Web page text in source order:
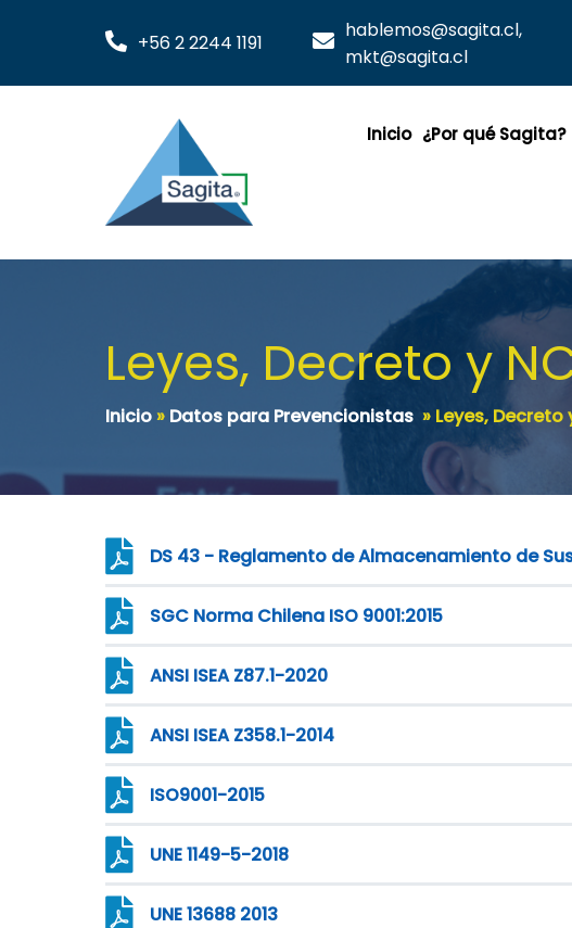
+56 2 2244 1191
hablemos@sagita.cl,
mkt@sagita.cl
Inicio ¿Por qué Sagita?
Leyes, Decreto y
Inicio» Datos para Prevencionistas » Leyes, Decreto
DS 43 - Reglamento de Almacenamiento de
SGC Norma Chilena ISO 9001:2015
ANSI ISEA Z87.1-2020
ANSI ISEA Z358.1-2014
ISO9001-2015
UNE 1149-5-2018
UNE 13688 2013